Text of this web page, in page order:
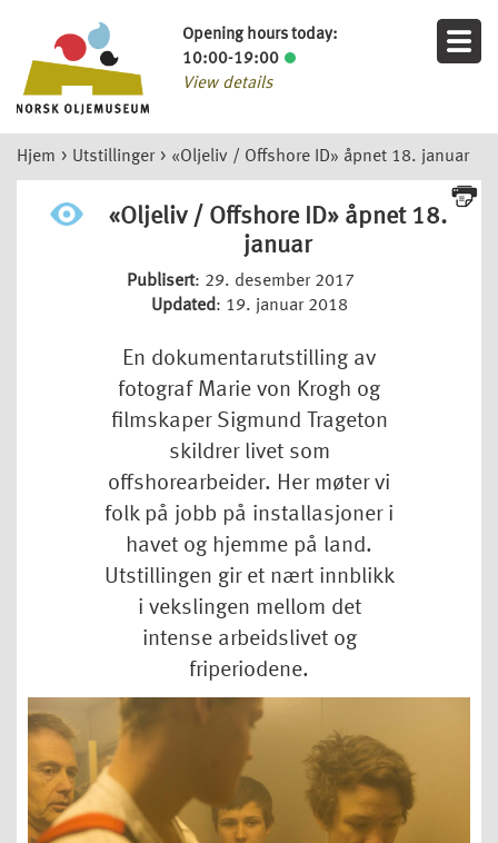
Opening hours today:
10:00-19:00
View details
Hjem > Utstillinger > «Oljeliv / Offshore ID» åpnet 18. januar
«Oljeliv / Offshore ID» åpnet 18.
januar
Publisert: 29. desember 2017
Updated: 19. januar 2018
En dokumentarutstilling av
fotograf Marie von Krogh og
filmskaper Sigmund Trageton
skildrer livet som
offshorearbeider. Her møter vi
folk på jobb på installasjoner i
havet og hjemme på land.
Utstillingen gir et nært innblikk
i vekslingen mellom det
intense arbeidslivet og
friperiodene.